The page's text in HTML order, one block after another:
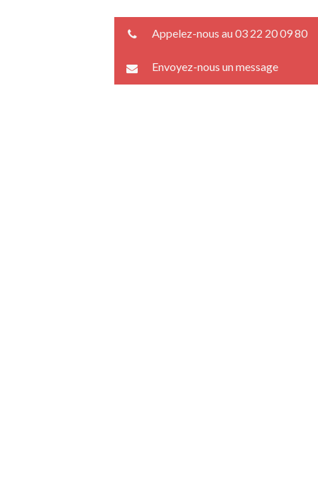
Appelez-nous au 03 22 20 09 80
Envoyez-nous un message